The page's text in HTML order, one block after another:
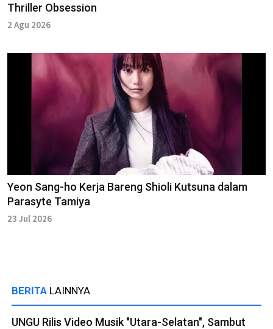
Thriller Obsession
2 Agu 2026
Yeon Sang-ho Kerja Bareng Shioli Kutsuna dalam
Parasyte Tamiya
23 Jul 2026
BERITA LAINNYA
UNGU Rilis Video Musik "Utara-Selatan", Sambut